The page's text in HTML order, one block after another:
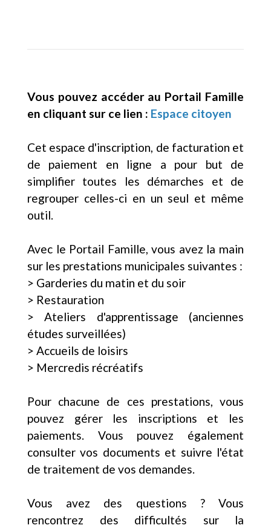
Vous pouvez accéder au Portail Famille
en cliquant sur ce lien : Espace citoyen
Cet espace d'inscription, de facturation et
de paiement en ligne a pour but de
simplifier toutes les démarches et de
regrouper celles-ci en un seul et même
outil.
Avec le Portail Famille, vous avez la main
sur les prestations municipales suivantes :
> Garderies du matin et du soir
> Restauration
> Ateliers d'apprentissage (anciennes
études surveillées)
> Accueils de loisirs
> Mercredis récréatifs
Pour chacune de ces prestations, vous
pouvez gérer les inscriptions et les
paiements. Vous pouvez également
consulter vos documents et suivre l'état
de traitement de vos demandes.
Vous avez des questions ? Vous
rencontrez des difficultés sur la